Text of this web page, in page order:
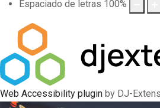
Espaciado de letras 100%
Web Accessibility plugin by DJ-